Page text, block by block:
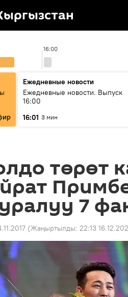
16:00
Ежедневные новости
Ежедневные новости. Выпуск
16:00
16:01 3 мин
төрөт
7
(Жаңыртылды: 22:13